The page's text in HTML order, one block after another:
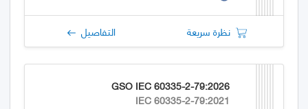
نظرة سريعة التفاصيل
GSO IEC 60335-2-79:2026
IEC 60335-2-79:2021